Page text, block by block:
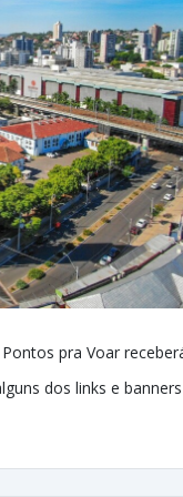
pra Voar
dos links e banners